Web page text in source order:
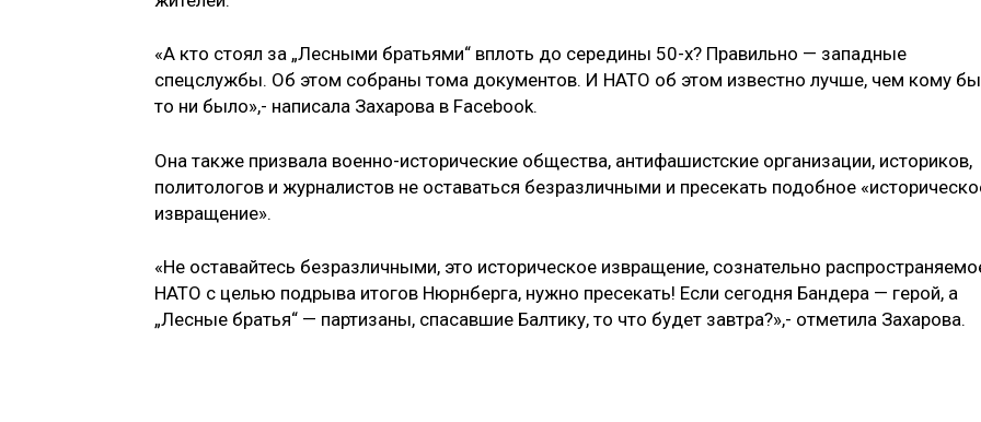
«А кто стоял за „Лесными братьями“ вплоть до середины 50-х? Правильно — западные
спецслужбы. Об этом собраны тома документов. И НАТО об этом известно лучше, чем кому бы
то ни было»,- написала Захарова в Facebook.
Она также призвала военно-исторические общества, антифашистские организации, историков,
политологов и журналистов не оставаться безразличными и пресекать подобное
извращение».
«Не оставайтесь безразличными, это историческое извращение, сознательно
НАТО с целью подрыва итогов Нюрнберга, нужно пресекать! Если сегодня Бандера — герой, а
„Лесные братья“ — партизаны, спасавшие Балтику, то что будет завтра?»,- отметила Захарова.